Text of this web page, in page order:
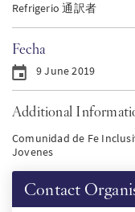
Refrigerio 通訳者
Fecha
9 June 2019
Additional
Comunidad de Fe
Jovenes
Contact